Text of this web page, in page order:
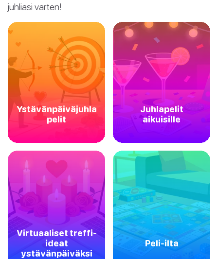
juhliasi varten!
Ystävänpäiväjuhla
pelit
Juhlapelit
aikuisille
Virtuaaliset treffi-
ideat
ystävänpäiväksi
Peli-ilta